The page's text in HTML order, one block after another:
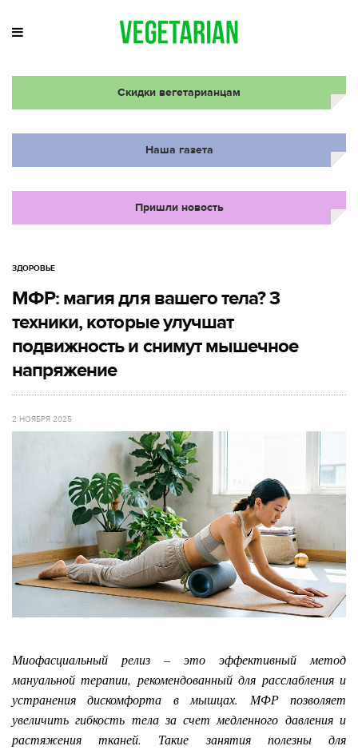
Скидки вегетарианцам
Наша газета
Пришли новость
ЗДОРОВЬЕ
МФР: магия для вашего тела? 3
техники, которые улучшат
подвижность и снимут мышечное
напряжение
2 НОЯБРЯ 2025
Миофасциальный релиз – это эффективный метод
мануальной терапии, рекомендованный для расслабления и
устранения дискомфорта в мышцах. МФР позволяет
увеличить гибкость тела за счет медленного давления и
растяжения тканей. Такие занятия полезны для